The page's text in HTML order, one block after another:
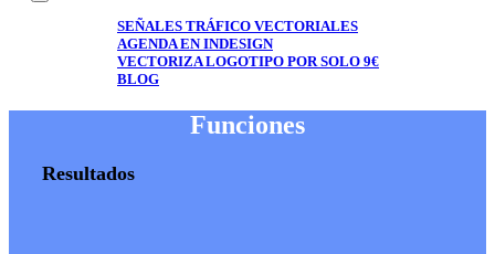
SEÑALES TRÁFICO VECTORIALES
AGENDA EN INDESIGN
VECTORIZA LOGOTIPO POR SOLO 9€
BLOG
Funciones
Resultados